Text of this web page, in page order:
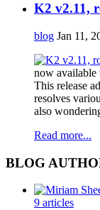
K2 v2.11,
blog Jan 11,
now available
This release
resolves
also
Read more...
BLOG
9 articles